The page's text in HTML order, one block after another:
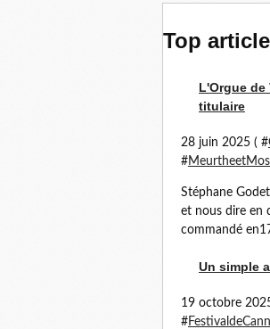
Top
L'Orgue de
titulaire
28 juin 2025 ( #
#
Stéphane
et nous dire en
commandé
Un simple
19 octobre
#